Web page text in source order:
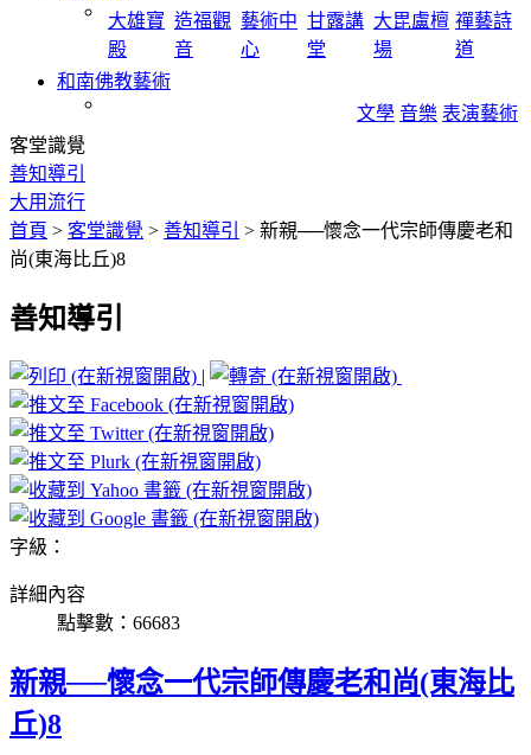
大雄寶
殿
造福觀
音
藝術中
心
甘露講
堂
大毘盧檀
場
禪藝詩
道
和南佛教藝術
文學 音樂 表演藝術
客堂識覺
善知導引
大用流行
首頁 > 客堂識覺 > 善知導引 > 新親──懷念一代宗師傳慶老和
尚(東海比丘)8
善知導引
|
字級：
詳細內容
點擊數：66683
新親──懷念一代宗師傳慶老和尚(東海比
丘)8